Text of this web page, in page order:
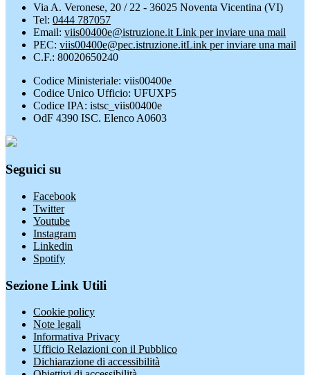
Via A. Veronese, 20 / 22 - 36025 Noventa Vicentina (VI)
Tel: 0444 787057
Email: viis00400e@istruzione.it Link per inviare una mail
PEC: viis00400e@pec.istruzione.itLink per inviare una mail
C.F.: 80020650240
Codice Ministeriale: viis00400e
Codice Unico Ufficio: UFUXP5
Codice IPA: istsc_viis00400e
OdF 4390 ISC. Elenco A0603
Seguici su
Facebook
Twitter
Youtube
Instagram
Linkedin
Spotify
Sezione Link Utili
Cookie policy
Note legali
Informativa Privacy
Ufficio Relazioni con il Pubblico
Dichiarazione di accessibilità